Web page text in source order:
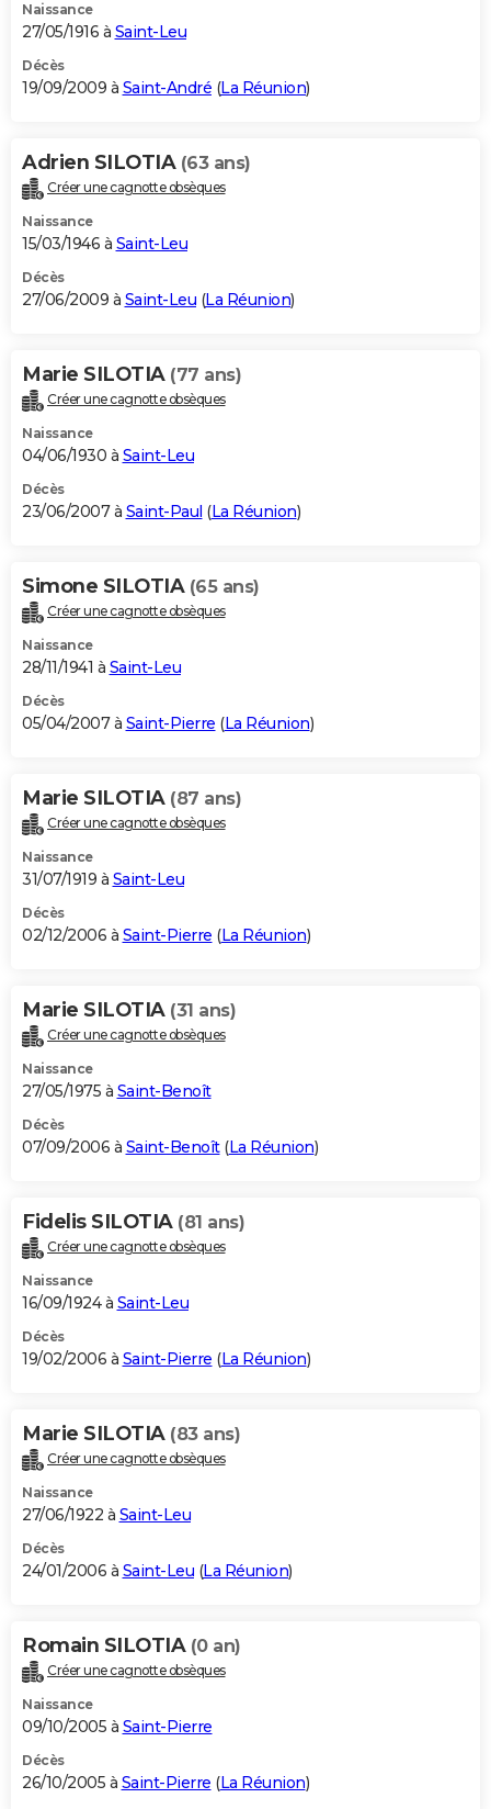
Naissance
27/05/1916 à Saint-Leu
Décès
19/09/2009 à Saint-André (La Réunion)
Adrien SILOTIA (63 ans)
Créer une cagnotte obsèques
Naissance
15/03/1946 à Saint-Leu
Décès
27/06/2009 à Saint-Leu (La Réunion)
Marie SILOTIA (77 ans)
Créer une cagnotte obsèques
Naissance
04/06/1930 à Saint-Leu
Décès
23/06/2007 à Saint-Paul (La Réunion)
Simone SILOTIA (65 ans)
Créer une cagnotte obsèques
Naissance
28/11/1941 à Saint-Leu
Décès
05/04/2007 à Saint-Pierre (La Réunion)
Marie SILOTIA (87 ans)
Créer une cagnotte obsèques
Naissance
31/07/1919 à Saint-Leu
Décès
02/12/2006 à Saint-Pierre (La Réunion)
Marie SILOTIA (31 ans)
Créer une cagnotte obsèques
Naissance
27/05/1975 à Saint-Benoît
Décès
07/09/2006 à Saint-Benoît(La Réunion)
Fidelis SILOTIA (81 ans)
Créer une cagnotte obsèques
Naissance
16/09/1924 à Saint-Leu
Décès
19/02/2006 à Saint-Pierre (La Réunion)
Marie SILOTIA (83 ans)
Créer une cagnotte obsèques
Naissance
27/06/1922 à Saint-Leu
Décès
24/01/2006 à Saint-Leu (La Réunion)
Romain SILOTIA (0 an)
Créer une cagnotte obsèques
Naissance
09/10/2005 à Saint-Pierre
Décès
26/10/2005 à Saint-Pierre (La Réunion)